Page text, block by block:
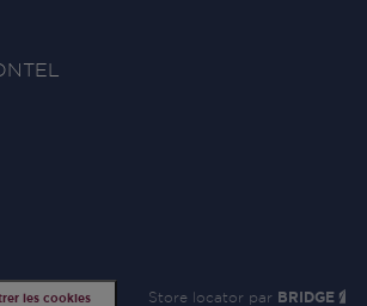
les cookies Store locator par BRIDGE